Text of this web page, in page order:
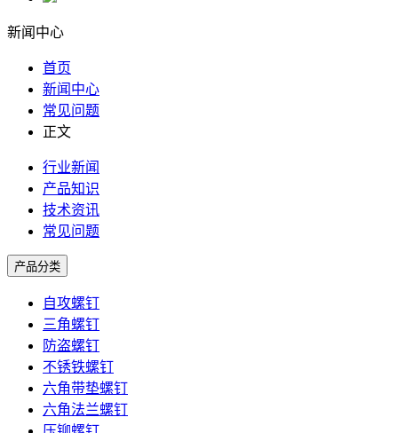
新闻中心
首页
新闻中心
常见问题
正文
行业新闻
产品知识
技术资讯
常见问题
产品分类
自攻螺钉
三角螺钉
防盗螺钉
不锈铁螺钉
六角带垫螺钉
六角法兰螺钉